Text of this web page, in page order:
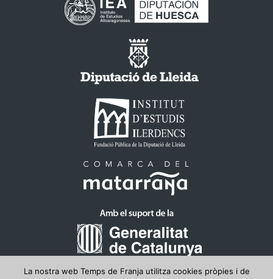
La nostra web Temps de Franja utilitza cookies pròpies i de